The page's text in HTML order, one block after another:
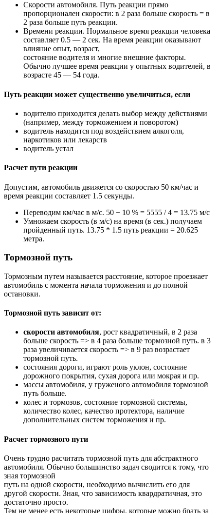
Скорости автомобиля. Путь реакции прямо
пропорционален скорости: в 2 раза больше скорость = в
2 раза больше путь реакции.
Времени реакции. Нормальное время реакции человека
составляет 0.5 — 2 сек. На время реакции оказывают
влияние опыт, возраст,
состояние водителя и многие внешние факторы.
Обычно лучшее время реакции у опытных водителей, в
возрасте 45 — 54 года.
Путь реакции может существенно увеличиться, если
водителю приходится делать выбор между действиями
(например, между торможением и поворотом)
водитель находится под воздействием алкоголя,
наркотиков или лекарств
водитель устал
Расчет пути реакции
Допустим, автомобиль движется со скоростью 50 км/час и
время реакции составляет 1.5 секунды.
Переводим км/час в м/с. 50 + 10 % = 5555 / 4 = 13.75 м/с
Умножаем скорость (в м/с) на время (в сек.) получаем
пройденный путь. 13.75 * 1.5 путь реакции = 20.625
метра.
Тормозной путь
Тормозным путем называется расстояние, которое проезжает
автомобиль с момента начала торможения и до полной
остановки.
Тормозной путь зависит от:
скорости автомобиля, рост квадратичный, в 2 раза
больше скорость => в 4 раза больше тормозной путь. в 3
раза увеличивается скорость => в 9 раз возрастает
тормозной путь.
состояния дороги, играют роль уклон, состояние
дорожного покрытия, сухая дорога или мокрая и пр.
массы автомобиля, у груженого автомобиля тормозной
путь больше.
колес и тормозов, состояние тормозной системы,
количество колес, качество протектора, наличие
дополнительных систем торможения и пр.
Расчет тормозного пути
Очень трудно расчитать тормозной путь для абстрактного
автомобиля. Обычно большинство задач сводится к тому, что
зная тормозной
путь на одной скорости, необходимо вычислить его для
другой скорости. Зная, что зависимость квардратичная, это
достаточно просто.
Тем не менее есть некоторые цифры, которые можно брать за